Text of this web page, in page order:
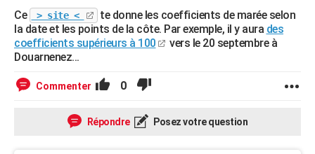
AVIS DE DÉCÈS
FORUM
Bricolage
Lifestyle
Culture
Sport
Auto
Television
Voyage
Cinema
Ce > site <
te donne les coefficients de marée selon
la date et les points de la côte. Par exemple, il y aura des
coefficients supérieurs à 100
vers le 20 septembre à
Douarnenez...
Commenter 0
Répondre Posez votre question